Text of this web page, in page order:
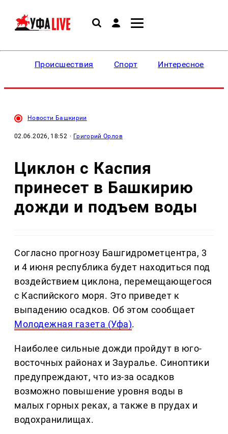
Происшествия Спорт Интересное
Новости Башкирии
02.06.2026, 18:52 · Григорий Орлов
Циклон с Каспия
принесет в Башкирию
дожди и подъем воды
Согласно прогнозу Башгидрометцентра, 3
и 4 июня республика будет находиться под
воздействием циклона, перемещающегося
с Каспийского моря. Это приведет к
выпадению осадков. Об этом сообщает
Молодежная газета (Уфа).
Наиболее сильные дожди пройдут в юго-
восточных районах и Зауралье. Синоптики
предупреждают, что из-за осадков
возможно повышение уровня воды в
малых горных реках, а также в прудах и
водохранилищах.